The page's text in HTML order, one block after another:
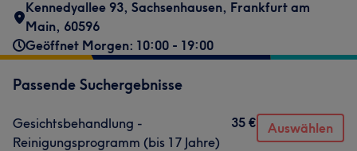
Kennedyallee 93, Sachsenhausen, Frankfurt am
Main, 60596
Geöffnet Morgen: 10:00 - 19:00
Passende Suchergebnisse
Gesichtsbehandlung -
Reinigungsprogramm (bis 17 Jahre)
35 € Auswählen